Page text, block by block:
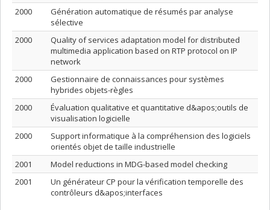
2000
Génération automatique de résumés par analyse
sélective
2000
Quality of services adaptation model for distributed
multimedia application based on RTP protocol on IP
network
2000
Gestionnaire de connaissances pour systèmes
hybrides objets-règles
2000
Évaluation qualitative et quantitative d&apos;outils de
visualisation logicielle
2000
Support informatique à la compréhension des logiciels
orientés objet de taille industrielle
2001
Model reductions in MDG-based model checking
2001
Un générateur CP pour la vérification temporelle des
contrôleurs d&apos;interfaces